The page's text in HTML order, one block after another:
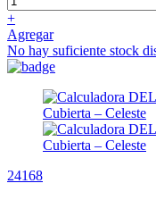
+
Agregar
No hay suficiente stock
24168